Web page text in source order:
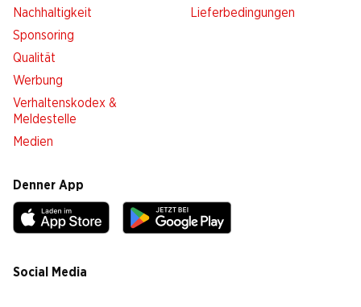
Nachhaltigkeit
Sponsoring
Qualität
Werbung
Verhaltenskodex &
Meldestelle
Medien
Lieferbedingungen
Denner App
Social Media